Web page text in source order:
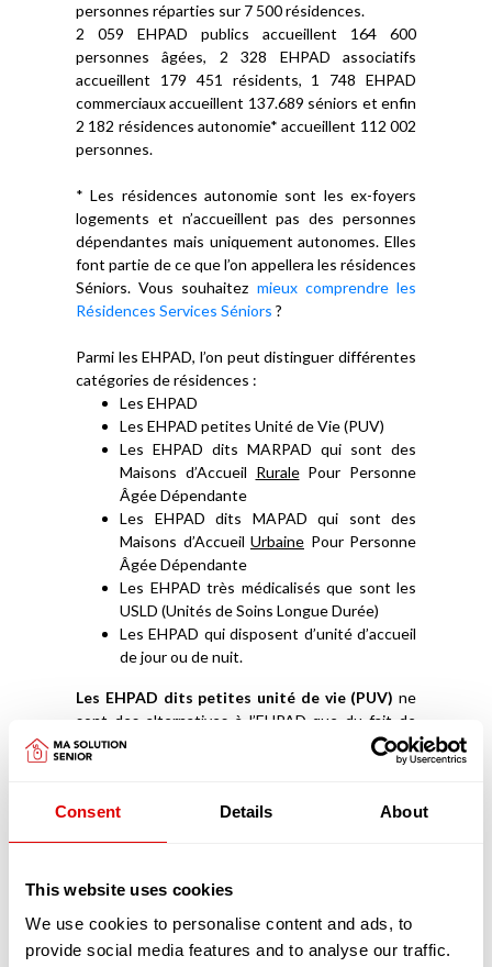
Consent Details About
This website uses cookies
We use cookies to personalise content and ads, to
provide social media features and to analyse our traffic.
personnes réparties sur 7 500 résidences.
2 059 EHPAD publics accueillent 164 600
personnes âgées, 2 328 EHPAD associatifs
accueillent 179 451 résidents, 1 748 EHPAD
commerciaux accueillent 137.689 séniors et enfin
2 182 résidences autonomie* accueillent 112 002
personnes.
* Les résidences autonomie sont les ex-foyers
logements et n’accueillent pas des personnes
dépendantes mais uniquement autonomes. Elles
font partie de ce que l’on appellera les résidences
Séniors. Vous souhaitez mieux comprendre les
Résidences Services Séniors ?
Parmi les EHPAD, l’on peut distinguer différentes
catégories de résidences :
Les EHPAD
Les EHPAD petites Unité de Vie (PUV)
Les EHPAD dits MARPAD qui sont des
Maisons d’Accueil RuralePour Personne
Âgée Dépendante
Les EHPAD dits MAPAD qui sont des
Maisons d’Accueil Urbaine Pour Personne
Âgée Dépendante
Les EHPAD très médicalisés que sont les
USLD (Unités de Soins Longue Durée)
Les EHPAD qui disposent d’unité d’accueil
de jour ou de nuit.
Les EHPAD dits petites unité de vie (PUV) ne
sont des alternatives à l’EHPAD que du fait de
leur petite capacité et du statut des
intervenants soignants. Elles ne comptent
médicalisées. Les chambres peuvent
différence des EHPAD classiques, peut être soit
soit libéral auquel cas le résident fait appel à ses
services, comme s’il vivait à son domicile avec une